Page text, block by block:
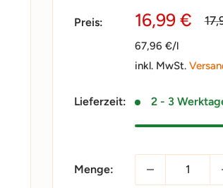
Preis: 16,99 €
67,96 €/l
inkl. MwSt.
Lieferzeit: 2 - 3
Menge: